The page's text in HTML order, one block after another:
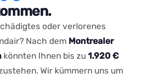
oder verlorenes
Nach dem Montrealer
könnten Ihnen bis zu 1.920 €
Wir kümmern uns um